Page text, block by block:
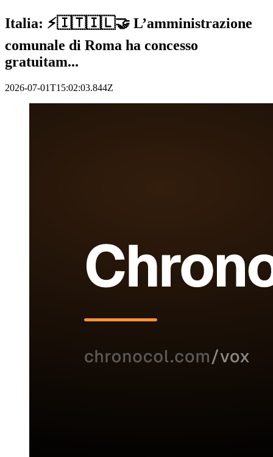
Italia: ⚡️🇮🇹🇮🇱🤝 L’amministrazione
comunale di Roma ha concesso
gratuitam...
2026-07-01T15:02:03.844Z